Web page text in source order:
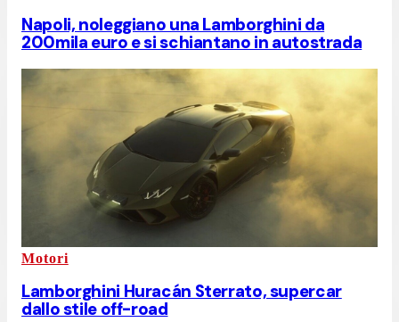
Napoli, noleggiano una Lamborghini da
200mila euro e si schiantano in autostrada
Motori
Lamborghini Huracán Sterrato, supercar
dallo stile off-road